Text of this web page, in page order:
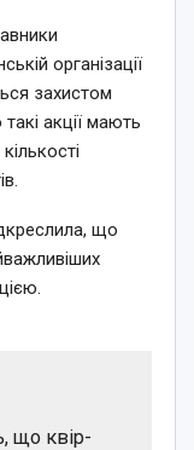
організації
захистом
акції мають
що
що квір-